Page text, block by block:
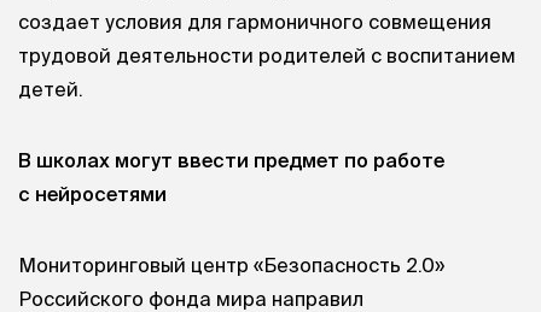
создает условия для гармоничного совмещения
трудовой деятельности родителей с воспитанием
детей.
В школах могут ввести предмет по работе
с нейросетями
Мониторинговый центр «Безопасность 2.0»
Российского фонда мира направил